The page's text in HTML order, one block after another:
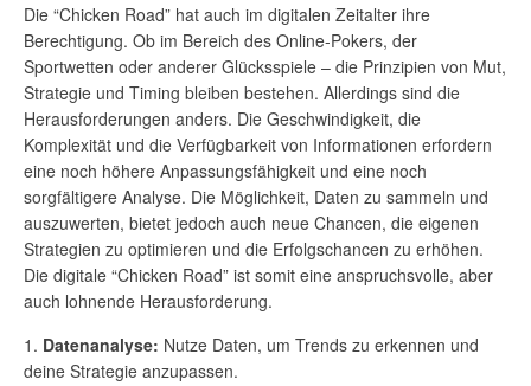
Die “Chicken Road” hat auch im digitalen Zeitalter ihre
Berechtigung. Ob im Bereich des Online-Pokers, der
Sportwetten oder anderer Glücksspiele – die Prinzipien von Mut,
Strategie und Timing bleiben bestehen. Allerdings sind die
Herausforderungen anders. Die Geschwindigkeit, die
Komplexität und die Verfügbarkeit von Informationen erfordern
eine noch höhere Anpassungsfähigkeit und eine noch
sorgfältigere Analyse. Die Möglichkeit, Daten zu sammeln und
auszuwerten, bietet jedoch auch neue Chancen, die eigenen
Strategien zu optimieren und die Erfolgschancen zu erhöhen.
Die digitale “Chicken Road” ist somit eine anspruchsvolle, aber
auch lohnende Herausforderung.
Datenanalyse: Nutze Daten, um Trends zu erkennen und
deine Strategie anzupassen.